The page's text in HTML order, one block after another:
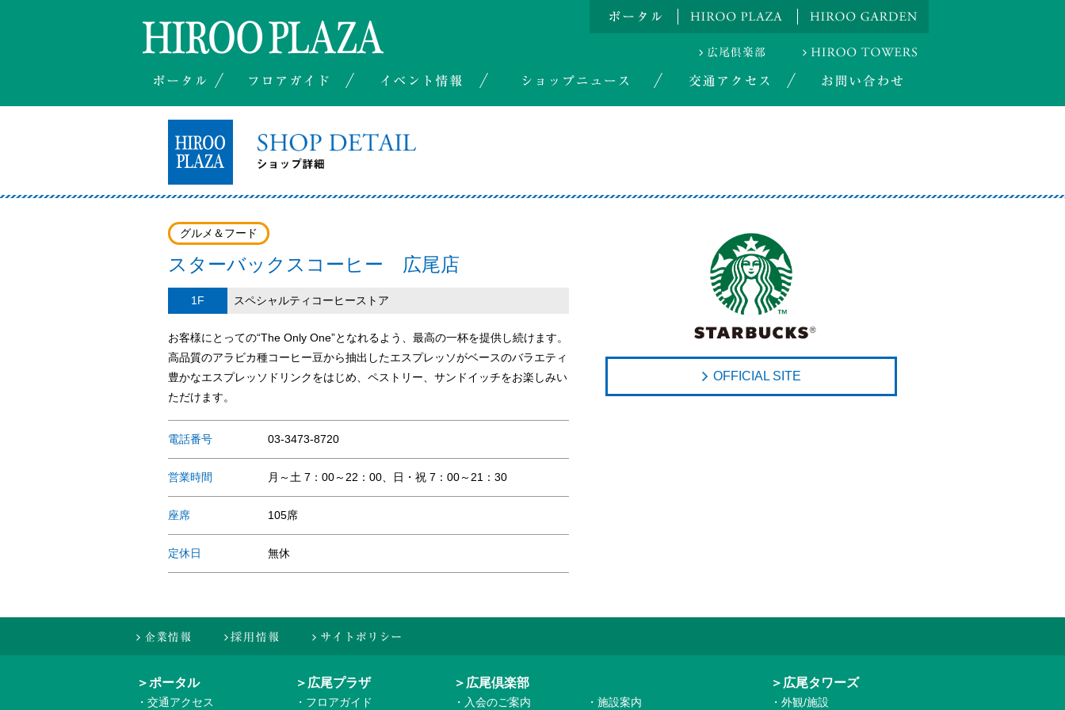
OFFICIAL SITE
グルメ＆フード
スターバックスコーヒー 広尾店
1F スペシャルティコーヒーストア
お客様にとっての“The Only One”となれるよう、最高の一杯を提供し続けます。
高品質のアラビカ種コーヒー豆から抽出したエスプレッソがベースのバラエティ
豊かなエスプレッソドリンクをはじめ、ペストリー、サンドイッチをお楽しみい
ただけます。
電話番号 03-3473-8720
営業時間 月～土 7：00～22：00、日・祝 7：00～21：30
座席 105席
定休日 無休
＞ポータル
・交通アクセス
＞広尾プラザ
・フロアガイド
＞広尾倶楽部
・入会のご案内 ・施設案内
＞広尾タワーズ
・外観/施設